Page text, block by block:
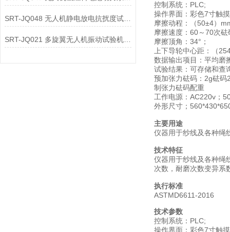
SRT-JQ048 无人机静电放电抗扰度试验机有哪些特点
SRT-JQ021 多旋翼无人机振动试验机简单介绍 质量保证
控制系统：PLC;
操作界面：彩色7寸触
摩擦动程：（50±4）
摩擦速度：60～70次砝
摩擦顶角：34°；
上下导轮中心距：（
数据输出项目：平均磨
试验结果：可存储和查
预加张力砝码：2g砝
制张力砝码配重
工作电源：AC220v；
外形尺寸；
主要用途
仪器用于纱线及各种绳
技术特征
仪器用于纱线及各种绳
次数，耐磨次数变异系
执行标准
ASTMD6611-2016
技术参数
控制系统：PLC;
操作界面：彩色7寸触